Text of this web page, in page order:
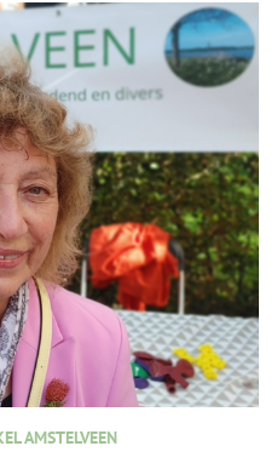
AMSTELVEEN